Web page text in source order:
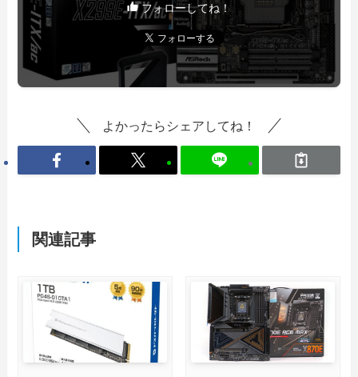
フォローしてね！
よかったらシェアしてね！
関連記事